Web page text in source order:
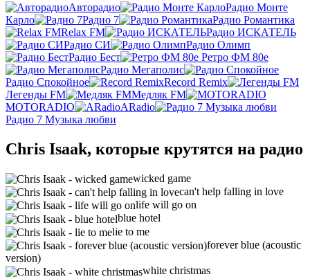
Авторадио
Радио Монте
Карло
Радио 7
Радио Романтика
Relax FM
Радио ИСКАТЕЛЬ
Радио СИ
Радио Олимп
Радио Бест
Ретро ФМ 80е
Радио Мегаполис
Радио Спокойное
Record Remix
Легенды FM
Медляк FM
MOTORADIO
ARadio
Радио 7 Музыка любви
Chris Isaak, которые крутятся на радио
wicked game
can't help falling in love
life will go on
blue hotel
lie to me
forever blue (acoustic
version)
white christmas